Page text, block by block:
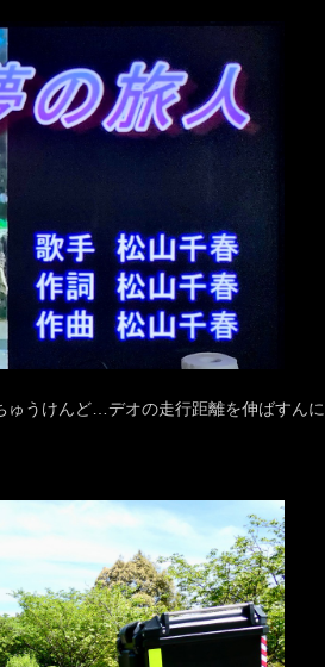
うけんど…デオの走行距離を伸ばすんに